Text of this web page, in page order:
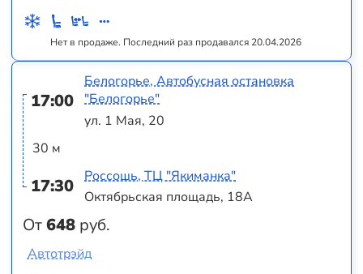
Нет в продаже. Последний раз продавался 20.04.2026
17:00
30 м
17:30
От648 руб.
Белогорье, Автобусная остановка
"Белогорье"
ул. 1 Мая, 20
Россошь, ТЦ "Якиманка"
Октябрьская площадь, 18А
Автотрэйд